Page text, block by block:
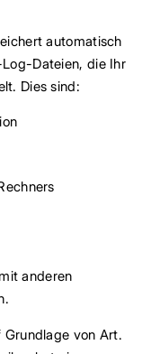
automatisch
Dateien, die Ihr
Dies sind:
anderen
von Art.